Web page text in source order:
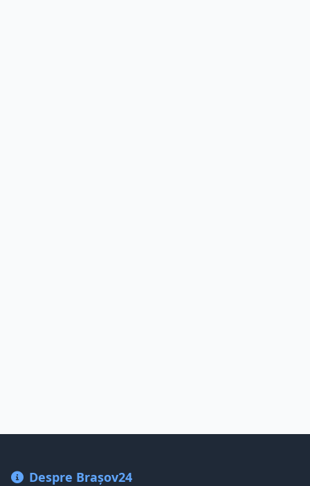
Despre Brașov24